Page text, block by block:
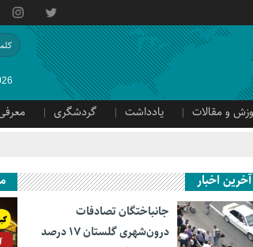
و مقالات یادداشت گردشگری
آخرین اخبار
جانباختگان تصادفات
درون‌شهری گلستان ۱۷ درصد